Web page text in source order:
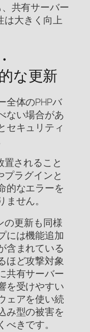
共有サーバー
は大きく向上
な更新
全体のPHPバ
ない場合があ
セキュリティ
置されること
プラグインと
的なエラーを
せん。
の更新も同様
には機能追加
含まれている
ほど攻撃対象
共有サーバー
を受けやすい
ェアを使い続
み型の被害を
きです。